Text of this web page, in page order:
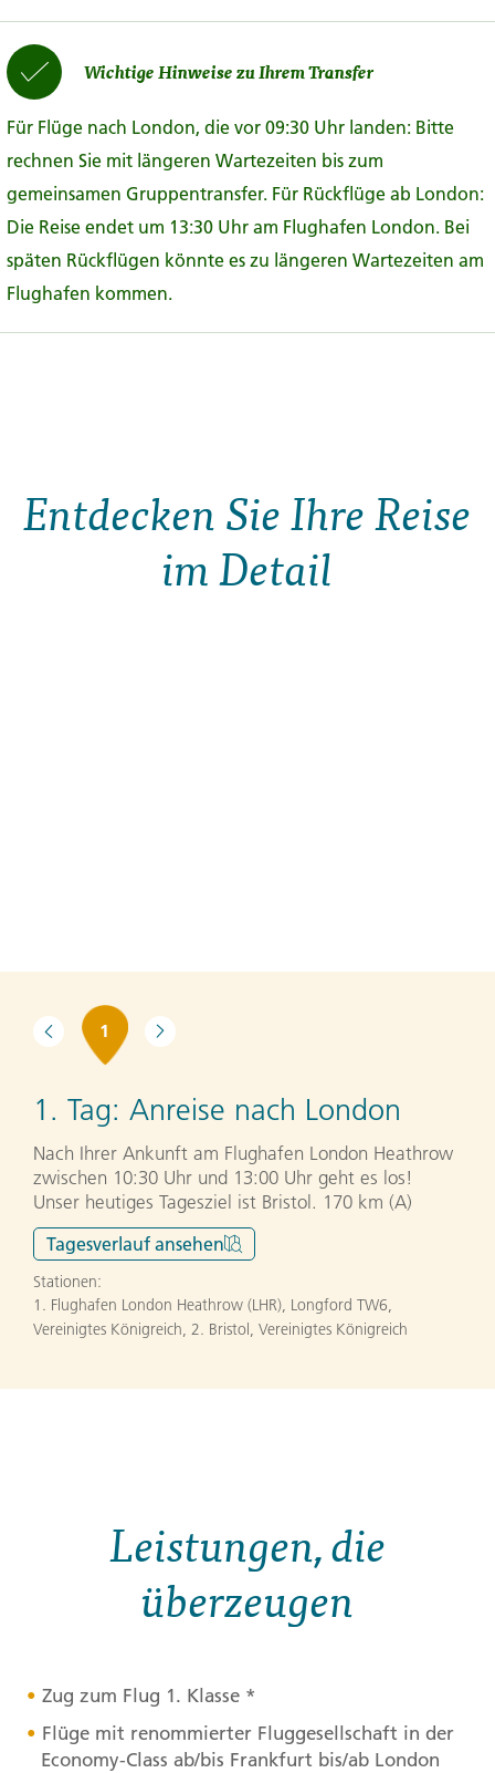
Wichtige Hinweise zu Ihrem Transfer
Für Flüge nach London, die vor 09:30 Uhr landen: Bitte
rechnen Sie mit längeren Wartezeiten bis zum
gemeinsamen Gruppentransfer. Für Rückflüge ab London:
Die Reise endet um 13:30 Uhr am Flughafen London. Bei
späten Rückflügen könnte es zu längeren Wartezeiten am
Flughafen kommen.
Entdecken Sie Ihre Reise
im Detail
1
1. Tag: Anreise nach London
Nach Ihrer Ankunft am Flughafen London Heathrow
zwischen 10:30 Uhr und 13:00 Uhr geht es los!
Unser heutiges Tagesziel ist Bristol. 170 km (A)
Tagesverlauf ansehen
Stationen:
1. Flughafen London Heathrow (LHR), Longford TW6,
Vereinigtes Königreich, 2. Bristol, Vereinigtes Königreich
Leistungen, die
überzeugen
Zug zum Flug 1. Klasse *
Flüge mit renommierter Fluggesellschaft in der
Economy-Class ab/bis Frankfurt bis/ab London